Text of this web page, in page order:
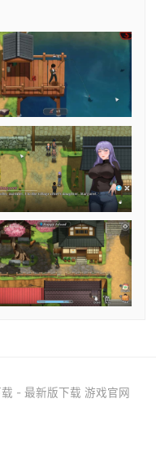
- 最新版下载 游戏官网